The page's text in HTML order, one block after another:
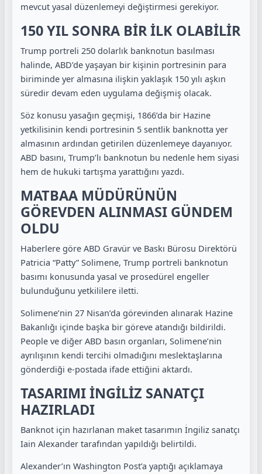
mevcut yasal düzenlemeyi değiştirmesi gerekiyor.
150 YIL SONRA BİR İLK OLABİLİR
Trump portreli 250 dolarlık banknotun basılması
halinde, ABD’de yaşayan bir kişinin portresinin para
biriminde yer almasına ilişkin yaklaşık 150 yılı aşkın
süredir devam eden uygulama değişmiş olacak.
Söz konusu yasağın geçmişi, 1866’da bir Hazine
yetkilisinin kendi portresinin 5 sentlik banknotta yer
almasının ardından getirilen düzenlemeye dayanıyor.
ABD basını, Trump’lı banknotun bu nedenle hem siyasi
hem de hukuki tartışma yarattığını yazdı.
MATBAA MÜDÜRÜNÜN
GÖREVDEN ALINMASI GÜNDEM
OLDU
Haberlere göre ABD Gravür ve Baskı Bürosu Direktörü
Patricia “Patty” Solimene, Trump portreli banknotun
basımı konusunda yasal ve prosedürel engeller
bulunduğunu yetkililere iletti.
Solimene’nin 27 Nisan’da görevinden alınarak Hazine
Bakanlığı içinde başka bir göreve atandığı bildirildi.
People ve diğer ABD basın organları, Solimene’nin
ayrılışının kendi tercihi olmadığını meslektaşlarına
gönderdiği e-postada ifade ettiğini aktardı.
TASARIMI İNGİLİZ SANATÇI
HAZIRLADI
Banknot için hazırlanan maket tasarımın İngiliz sanatçı
Iain Alexander tarafından yapıldığı belirtildi.
Alexander’ın Washington Post’a yaptığı açıklamaya